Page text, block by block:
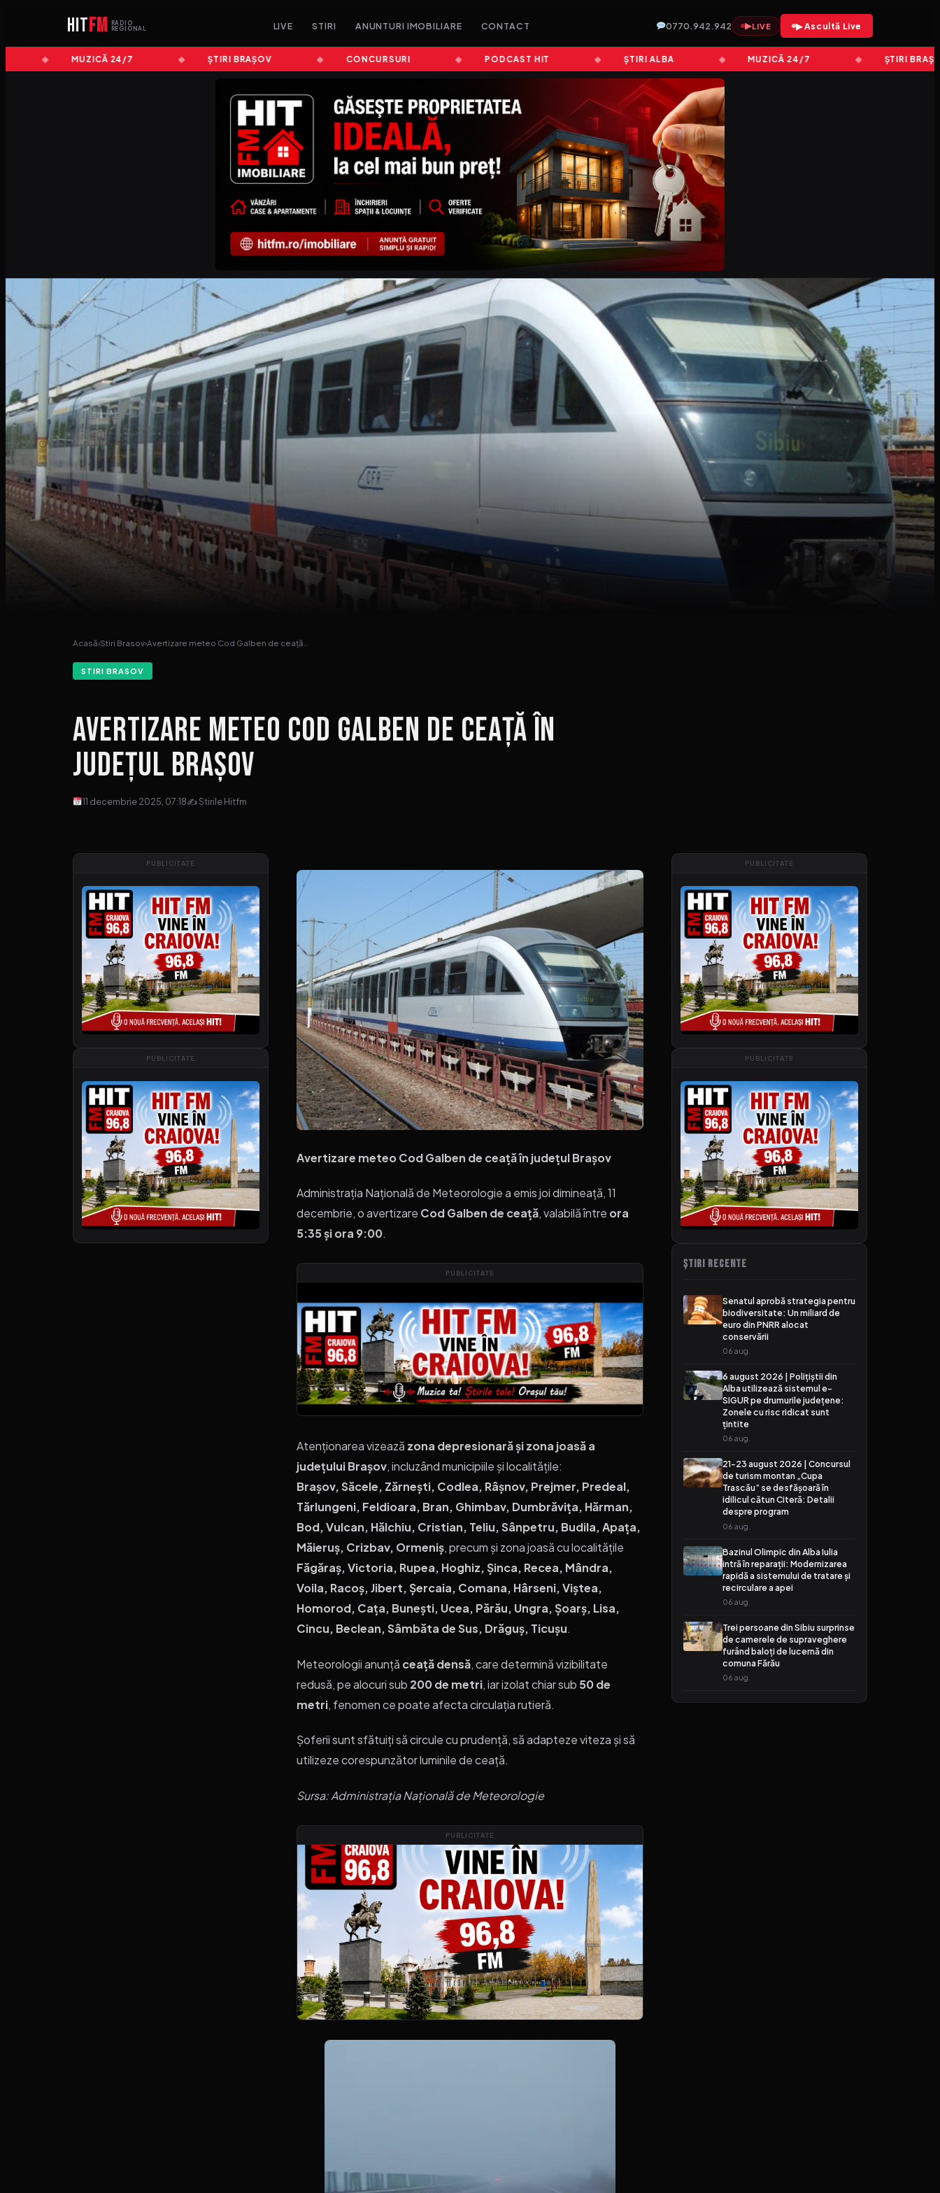
HITFM
RADIO
REGIONAL
LIVE STIRI ANUNTURI IMOBILIARE CONTACT 0770.942.942 ▶LIVE ▶ Ascultă Live
MUZICĂ 24/7 ȘTIRI BRAȘOV CONCURSURI PODCAST HIT ȘTIRI ALBA MUZICĂ 24/7 ȘTIRI BRAȘOV
Acasă›Stiri Brasov›Avertizare meteo Cod Galben de ceață…
STIRI BRASOV
Avertizare meteo Cod Galben de ceață în
județul Brașov
11 decembrie 2025, 07:18✍ Stirile Hitfm
PUBLICITATE
PUBLICITATE
Avertizare meteo Cod Galben de ceață în județul Brașov
Administrația Națională de Meteorologie a emis joi dimineață, 11
decembrie, o avertizare Cod Galben de ceață, valabilă între ora
5:35 și ora 9:00.
PUBLICITATE
Atenționarea vizează zona depresionară și zona joasă a
județului Brașov, incluzând municipiile și localitățile:
Brașov, Săcele, Zărnești, Codlea, Râșnov, Prejmer, Predeal,
Tărlungeni, Feldioara, Bran, Ghimbav, Dumbrăvița, Hărman,
Bod, Vulcan, Hălchiu, Cristian, Teliu, Sânpetru, Budila, Apața,
Măieruș, Crizbav, Ormeniș, precum și zona joasă cu localitățile
Făgăraș, Victoria, Rupea, Hoghiz, Șinca, Recea, Mândra,
Voila, Racoș, Jibert, Șercaia, Comana, Hârseni, Viștea,
Homorod, Cața, Bunești, Ucea, Părău, Ungra, Șoarș, Lisa,
Cincu, Beclean, Sâmbăta de Sus, Drăguș, Ticușu.
Meteorologii anunță ceață densă, care determină vizibilitate
redusă, pe alocuri sub 200 de metri, iar izolat chiar sub 50 de
metri, fenomen ce poate afecta circulația rutieră.
Șoferii sunt sfătuiți să circule cu prudență, să adapteze viteza și să
utilizeze corespunzător luminile de ceață.
Sursa: Administrația Națională de Meteorologie
PUBLICITATE
PUBLICITATE
PUBLICITATE
ȘTIRI RECENTE
Senatul aprobă strategia pentru
biodiversitate: Un miliard de
euro din PNRR alocat
conservării
06 aug.
6 august 2026 | Polițiștii din
Alba utilizează sistemul e-
SIGUR pe drumurile județene:
Zonele cu risc ridicat sunt
țintite
06 aug.
21-23 august 2026 | Concursul
de turism montan „Cupa
Trascău” se desfășoară în
idilicul cătun Citeră: Detalii
despre program
06 aug.
Bazinul Olimpic din Alba Iulia
intră în reparații: Modernizarea
rapidă a sistemului de tratare și
recirculare a apei
06 aug.
Trei persoane din Sibiu surprinse
de camerele de supraveghere
furând baloți de lucernă din
comuna Fărău
06 aug.